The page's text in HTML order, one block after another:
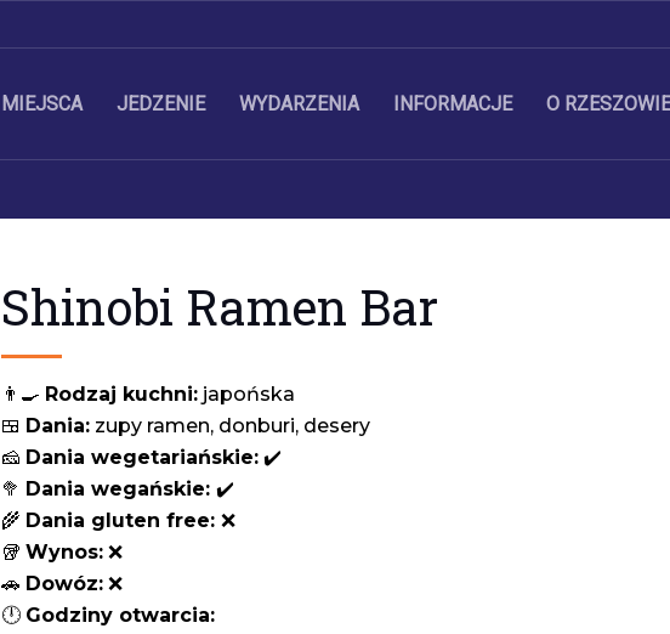
MIEJSCA JEDZENIE WYDARZENIA INFORMACJE O RZESZOWIE
Shinobi Ramen Bar
👨‍🍳 Rodzaj kuchni: japońska
🍱 Dania: zupy ramen, donburi, desery
🧀 Dania wegetariańskie: ✔️
🥦 Dania wegańskie: ✔️
🌾 Dania gluten free: ❌
🥡 Wynos: ❌
🚗 Dowóz: ❌
🕛 Godziny otwarcia: